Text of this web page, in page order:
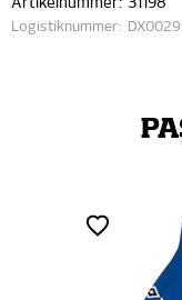
Artikelnummer: 31198
Logistiknummer: